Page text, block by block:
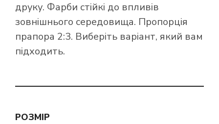
друку. Фарби стійкі до впливів
зовнішнього середовища. Пропорція
прапора 2:3. Виберіть варіант, який вам
підходить.
РОЗМІР